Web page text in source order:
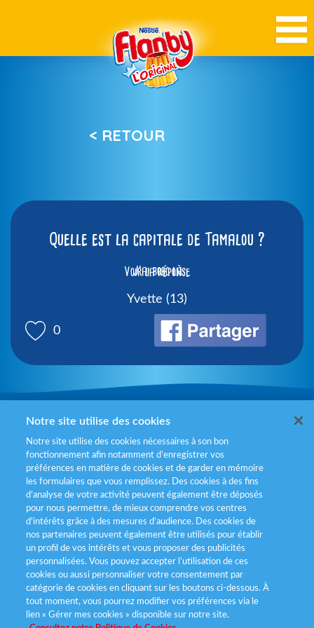
< RETOUR
Quelle est la capitale de Tamalou ?
Voir la réponse
J’ai bobo là.
0
Yvette (13)
Mentions légales
Politiques de gestion des cookies
Politique données personnelles
Services consommateurs
Déclaration d’accessibilité
Notre site utilise des cookies
Notre site utilise des cookies nécessaires à son bon
fonctionnement afin notamment d’enregistrer vos
préférences en matière de cookies et de garder en mémoire
les formulaires que vous remplissez. Des cookies à des fins
d’analyse de votre activité peuvent également être déposés
pour nous permettre, de mieux comprendre vos centres
d'intérêts grâce à des mesures d’audience. Des cookies de
nos partenaires peuvent également être utilisés pour établir
un profil de vos intérêts et vous proposer des publicités
personnalisées. Vous pouvez accepter l’utilisation de ces
cookies ou aussi personnaliser votre consentement par
catégorie de cookies en cliquant sur les boutons ci-dessous. À
tout moment, vous pourrez modifier vos préférences via le
lien « Gérer mes cookies » disponible sur notre site.